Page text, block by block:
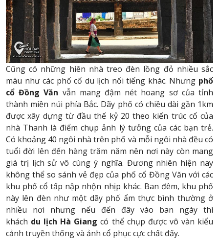
Cũng có những hiên nhà treo đèn lồng đỏ nhiều sắc
màu như các phố cổ du lịch nổi tiếng khác. Nhưng phố
cổ Đồng Văn vẫn mang đậm nét hoang sơ của tỉnh
thành miền núi phía Bắc. Dãy phố có chiều dài gần 1km
được xây dựng từ đầu thế kỷ 20 theo kiến trúc cổ của
nhà Thanh là điểm chụp ảnh lý tưởng của các bạn trẻ.
Có khoảng 40 ngôi nhà trên phố và mỗi ngôi nhà đều có
tuổi đời lên đến hàng trăm năm nên nơi này còn mang
giá trị lịch sử vô cùng ý nghĩa. Đương nhiên hiện nay
không thể so sánh vẻ đẹp của phố cổ Đồng Văn với các
khu phố cổ tấp nập nhộn nhịp khác. Ban đêm, khu phố
này lên đèn như một dãy phố ẩm thực bình thường ở
nhiều nơi nhưng nếu đến đây vào ban ngày thì
khách du lịch Hà Giang có thể chụp được vô vàn kiểu
cảnh truyền thống và ảnh cổ phục cực chất đấy.